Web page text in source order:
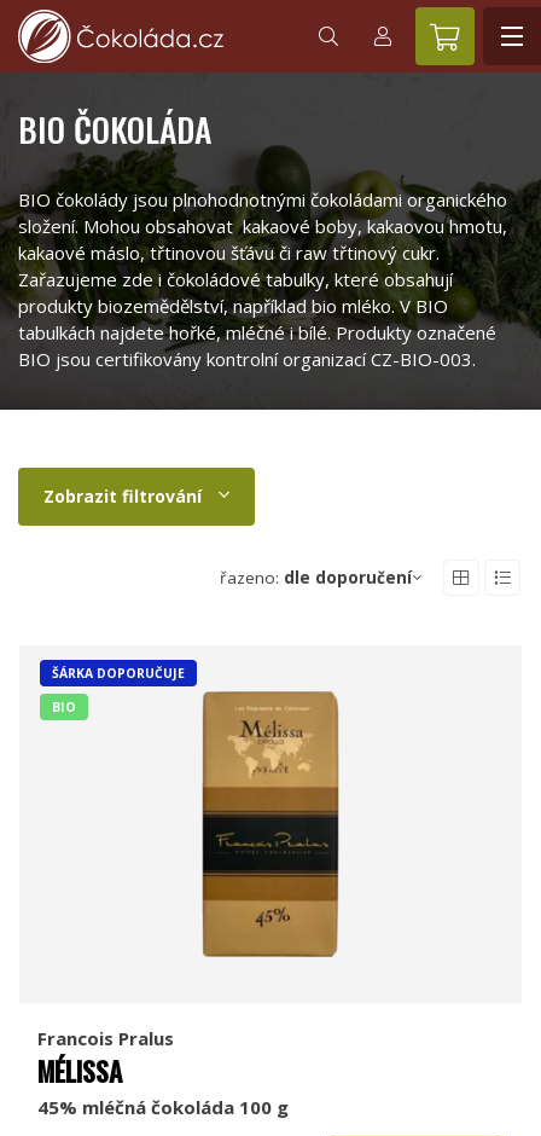
BIO ČOKOLÁDA
BIO čokolády jsou plnohodnotnými čokoládami organického
složení. Mohou obsahovat kakaové boby, kakaovou hmotu,
kakaové máslo, třtinovou šťávu či raw třtinový cukr.
Zařazujeme zde i čokoládové tabulky, které obsahují
produkty biozemědělství, například bio mléko. V BIO
tabulkách najdete hořké, mléčné i bílé. Produkty označené
BIO jsou certifikovány kontrolní organizací CZ-BIO-003.
Zobrazit filtrování
řazeno: dle doporučení
ŠÁRKA DOPORUČUJE
BIO
Francois Pralus
MÉLISSA
45% mléčná čokoláda 100 g